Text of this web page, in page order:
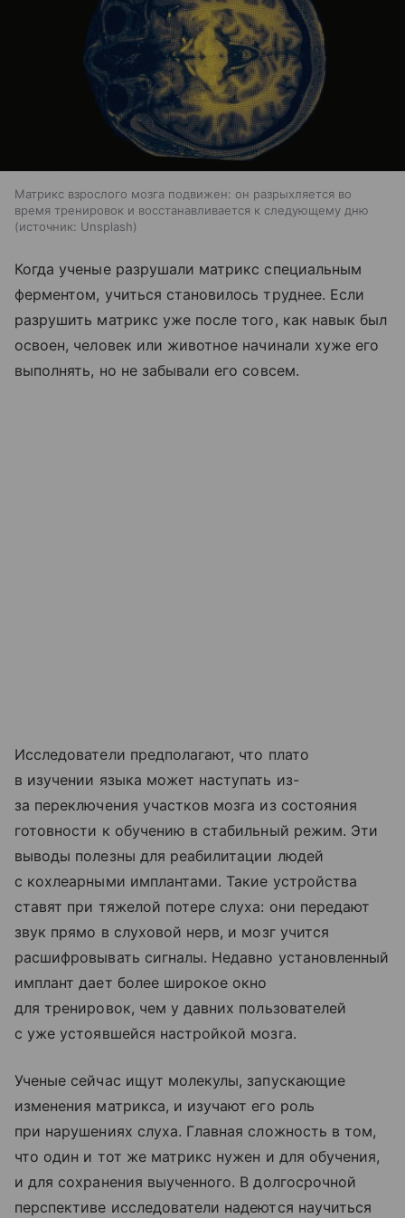
Матрикс взрослого мозга подвижен: он разрыхляется во
время тренировок и восстанавливается к следующему дню
источник: Unsplash
Когда ученые разрушали матрикс специальным
ферментом, учиться становилось труднее. Если
разрушить матрикс уже после того, как навык был
освоен, человек или животное начинали хуже его
выполнять, но не забывали его совсем.
Исследователи предполагают, что плато
в изучении языка может наступать из-
за переключения участков мозга из состояния
готовности к обучению в стабильный режим. Эти
выводы полезны для реабилитации людей
с кохлеарными имплантами. Такие устройства
ставят при тяжелой потере слуха: они передают
звук прямо в слуховой нерв, и мозг учится
расшифровывать сигналы. Недавно установленный
имплант дает более широкое окно
для тренировок, чем у давних пользователей
с уже устоявшейся настройкой мозга.
Ученые сейчас ищут молекулы, запускающие
изменения матрикса, и изучают его роль
при нарушениях слуха. Главная сложность в том,
что один и тот же матрикс нужен и для обучения,
и для сохранения выученного. В долгосрочной
перспективе исследователи надеются научиться